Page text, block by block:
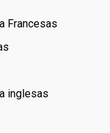
Francesas
inglesas